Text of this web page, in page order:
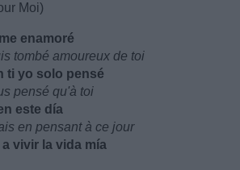
Moi)
enamoré
tombé amoureux de toi
ti yo solo pensé
pensé qu'à toi
este día
en pensant à ce jour
vivir la vida mía